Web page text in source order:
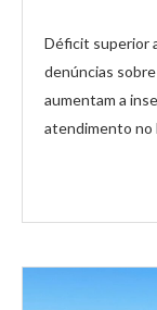
Déficit superior
denúncias
aumentam a
atendimento no